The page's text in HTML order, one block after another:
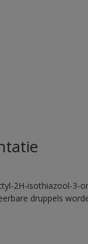
2H-isothiazool-3-
druppels